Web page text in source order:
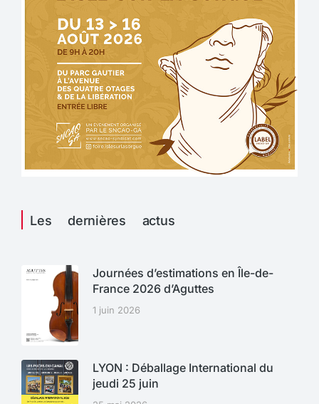
Les dernières actus
Journées d’estimations en Île-de-
France 2026 d’Aguttes
1 juin 2026
LYON : Déballage International du
jeudi 25 juin